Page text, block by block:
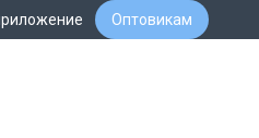
Оптовикам